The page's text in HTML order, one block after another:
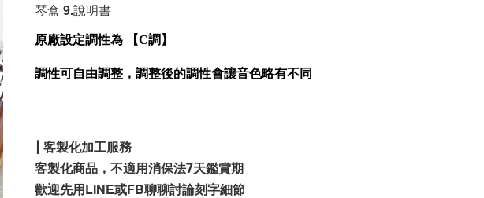
琴盒 9.說明書
原廠設定調性為 【C調】
調性可自由調整，調整後的調性會讓音色略有不同
| 客製化加工服務
客製化商品，不適用消保法7天鑑賞期
歡迎先用LINE或FB聊聊討論刻字細節